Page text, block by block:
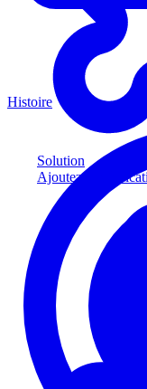
Solution
Ajoutez la
Histoire